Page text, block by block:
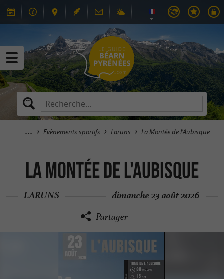
Evènements sportifs Laruns La Montée de l'Aubisque
La Montée de l'Aubisque
LARUNS dimanche 23 août 2026
Partager